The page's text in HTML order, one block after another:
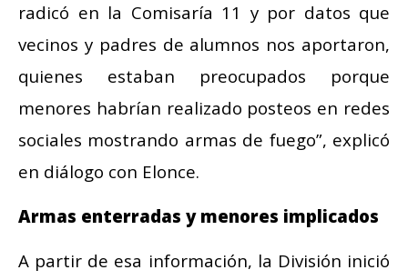
radicó en la Comisaría 11 y por datos que
vecinos y padres de alumnos nos aportaron,
quienes estaban preocupados porque
menores habrían realizado posteos en redes
sociales mostrando armas de fuego”, explicó
en diálogo con Elonce.
Armas enterradas y menores implicados
A partir de esa información, la División inició